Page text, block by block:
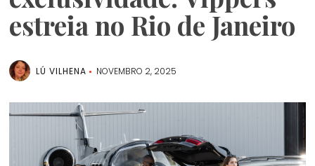
estreia no Rio de Janeiro
LÚ VILHENA NOVEMBRO 2, 2025